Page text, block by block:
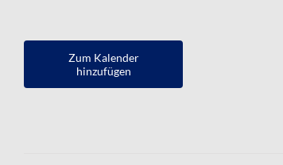
Zum Kalender
hinzufügen